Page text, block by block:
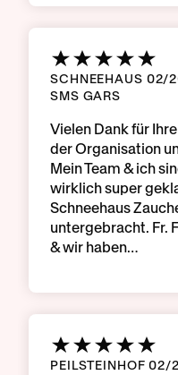
SCHNEEHAUS 02/
SMS GARS
Vielen Dank für
der Organisation
Mein Team & ich
wirklich super
Schneehaus
untergebracht. Fr.
& wir haben…
PEILSTEINHOF 02/